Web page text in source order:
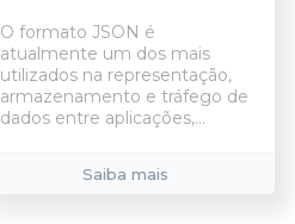
O formato JSON é
atualmente um dos mais
utilizados na representação,
armazenamento e tráfego de
dados entre aplicações,...
Saiba mais